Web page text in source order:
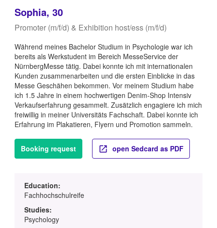
Sophia, 30
Promoter (m/f/d) & Exhibition host/ess (m/f/d)
Während meines Bachelor Studium in Psychologie war ich
bereits als Werkstudent im Bereich MesseService der
NürnbergMesse tätig. Dabei konnte ich mit internationalen
Kunden zusammenarbeiten und die ersten Einblicke in das
Messe Geschähen bekommen. Vor meinem Studium habe
ich 1.5 Jahre in einem hochwertigen Denim-Shop Intensiv
Verkaufserfahrung gesammelt. Zusätzlich engagiere ich mich
freiwillig in meiner Universitäts Fachschaft. Dabei konnte ich
Erfahrung im Plakatieren, Flyern und Promotion sammeln.
Booking request open Sedcard as PDF
Education:
Fachhochschulreife
Studies:
Psychology